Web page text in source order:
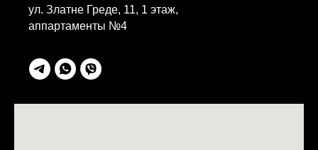
ул. Златне Греде, 11, 1 этаж,
аппартаменты №4